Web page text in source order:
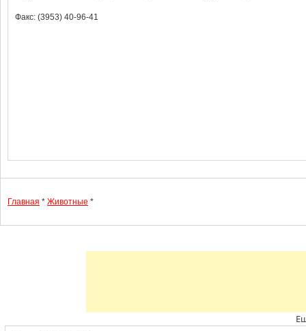
Факс: (3953) 40-96-41
Главная * Животные *